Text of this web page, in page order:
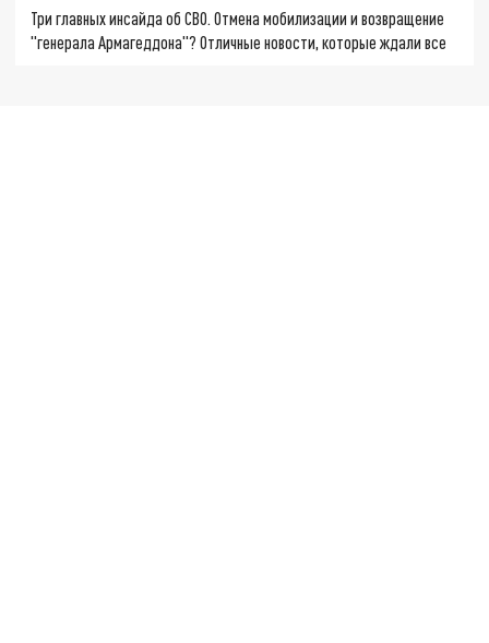
Три главных инсайда об СВО. Отмена мобилизации и возвращение
"генерала Армагеддона"? Отличные новости, которые ждали все